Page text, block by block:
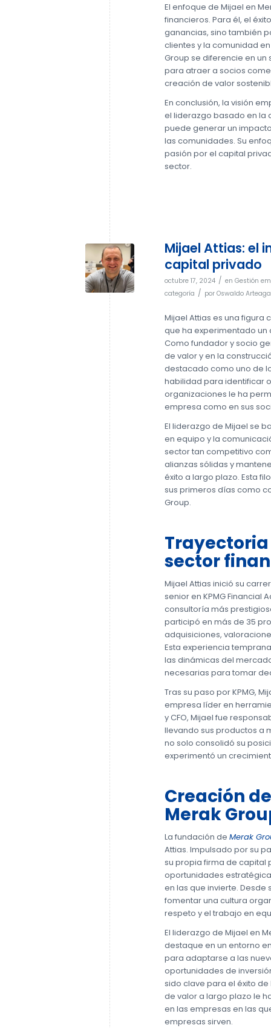
El enfoque de Mijael en
financieros. Para él, el
ganancias, sino también
clientes y la comunidad
Group se diferencie en
para atraer a socios
creación de valor
En conclusión, la visión
el liderazgo basado en la
puede generar un
las comunidades. Su
pasión por el capital
sector.
Mijael Attias: el
capital privado
octubre 17, 2024 / en Gestión
categoría / por Oswaldo Arteaga
Mijael Attias es una figura
que ha experimentado un
Como fundador y socio
de valor y en la
destacado como uno de
habilidad para identificar
organizaciones le ha
empresa como en sus
El liderazgo de Mijael se
en equipo y la
sector tan competitivo
alianzas sólidas y
éxito a largo plazo. Esta
sus primeros días como
Group.
sector
Mijael Attias inició su
senior en KPMG Financial
consultoría más
participó en más de 35
adquisiciones,
Esta experiencia
las dinámicas del
necesarias para tomar
Tras su paso por KPMG,
empresa líder en
y CFO, Mijael fue
llevando sus productos a
no solo consolidó su
experimentó un
Creación
Merak
La fundación de Merak
Attias. Impulsado por su
su propia firma de capital
oportunidades
en las que invierte.
fomentar una cultura
respeto y el trabajo en
El liderazgo de Mijael en
destaque en un entorno
para adaptarse a las
oportunidades de
sido clave para el éxito
de valor a largo plazo le
en las empresas en las
empresas sirven.